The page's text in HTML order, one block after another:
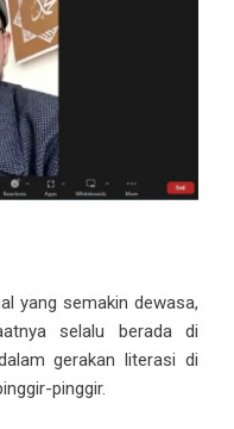
yang semakin dewasa,
selalu berada di
gerakan literasi di
pinggir.